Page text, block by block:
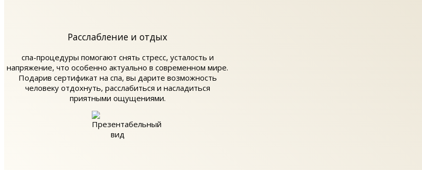
Расслабление и отдых
спа-процедуры помогают снять стресс, усталость и
напряжение, что особенно актуально в современном мире.
Подарив сертификат на спа, вы дарите возможность
человеку отдохнуть, расслабиться и насладиться
приятными ощущениями.